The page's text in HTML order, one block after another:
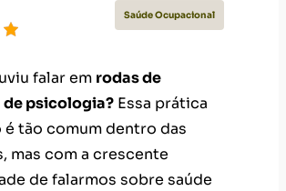
Saúde Ocupacional
falar em rodas de
psicologia? Essa prática
é tão comum dentro das
mas com a crescente
de falarmos sobre saúde